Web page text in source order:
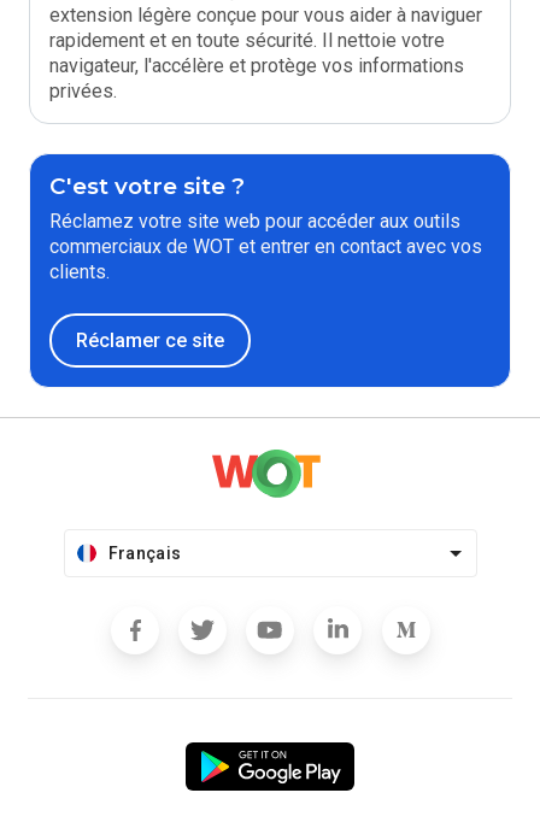
extension légère conçue pour vous aider à naviguer
rapidement et en toute sécurité. Il nettoie votre
navigateur, l'accélère et protège vos informations
privées.
C'est votre site ?
Réclamez votre site web pour accéder aux outils
commerciaux de WOT et entrer en contact avec vos
clients.
Réclamer ce site
Français